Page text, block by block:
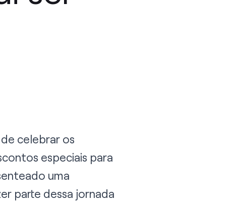
celebrar os
especiais para
uma
parte dessa jornada